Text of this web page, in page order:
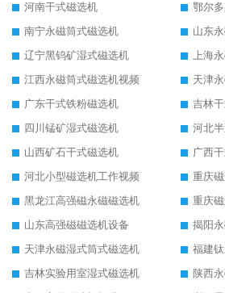
河南干式磁选机
鄂尔
南宁永磁筒式磁选机
辽宁黑钨矿湿式磁选机
上海
江西永磁筒式磁选机视频
天津
广东干式铁粉磁选机
吉林
四川锰矿湿式磁选机
河北
山西矿石干式磁选机
广西
河北小型磁选机工作视频
重庆
黑龙江高强磁永磁磁选机
重庆
山东高强磁磁选机设备
揭阳
天津永磁湿式筒式磁选机
福建
吉林实验用室湿式磁选机
陕西